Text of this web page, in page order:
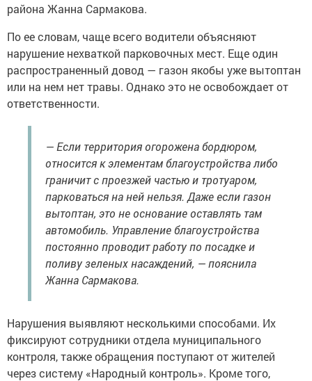
района Жанна Сармакова.
По ее словам, чаще всего водители объясняют
нарушение нехваткой парковочных мест. Еще один
распространенный довод — газон якобы уже вытоптан
или на нем нет травы. Однако это не освобождает от
ответственности.
— Если территория огорожена бордюром,
относится к элементам благоустройства либо
граничит с проезжей частью и тротуаром,
парковаться на ней нельзя. Даже если газон
вытоптан, это не основание оставлять там
автомобиль. Управление благоустройства
постоянно проводит работу по посадке и
поливу зеленых насаждений, — пояснила
Жанна Сармакова.
Нарушения выявляют несколькими способами. Их
фиксируют сотрудники отдела муниципального
контроля, также обращения поступают от жителей
через систему «Народный контроль». Кроме того,